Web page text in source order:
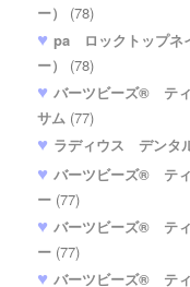
ー）
(78)
pa ロックトップネ
ー）
(78)
バーツビーズ® テ
サム (77)
ラディウス デンタ
バーツビーズ® テ
ー (77)
バーツビーズ® テ
ー (77)
バーツビーズ® テ